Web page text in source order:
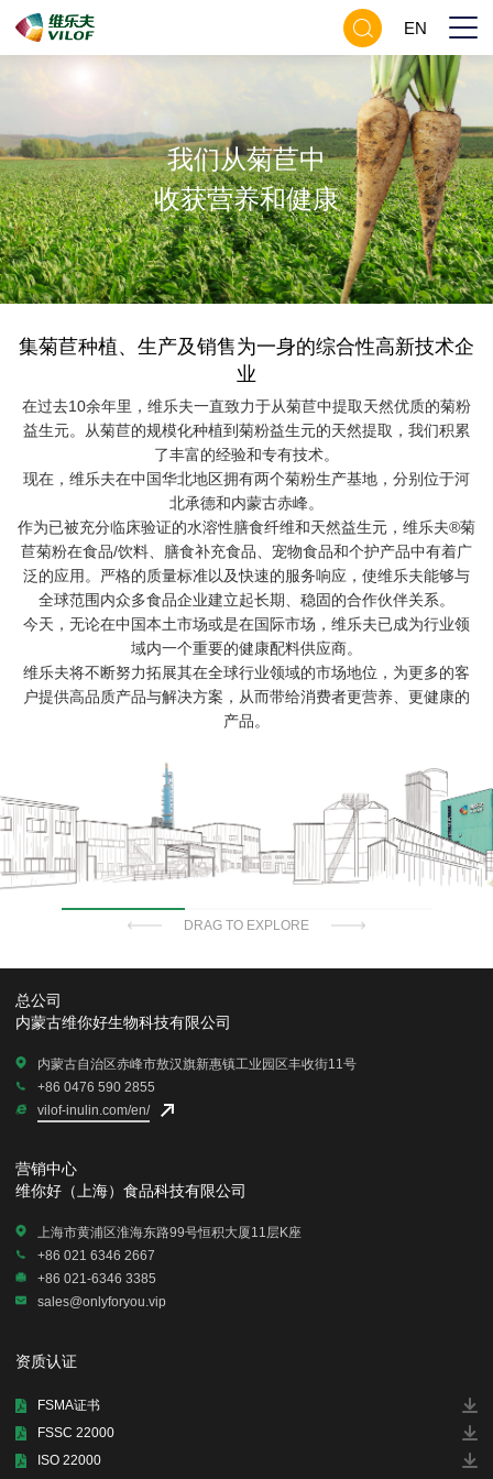
EN
我们从菊苣中
收获营养和健康
集菊苣种植、生产及销售为一身的综合性高新技术企
业
在过去10余年里，维乐夫一直致力于从菊苣中提取天然优质的菊粉
益生元。从菊苣的规模化种植到菊粉益生元的天然提取，我们积累
了丰富的经验和专有技术。
现在，维乐夫在中国华北地区拥有两个菊粉生产基地，分别位于河
北承德和内蒙古赤峰。
作为已被充分临床验证的水溶性膳食纤维和天然益生元，维乐夫®菊
苣菊粉在食品/饮料、膳食补充食品、宠物食品和个护产品中有着广
泛的应用。严格的质量标准以及快速的服务响应，使维乐夫能够与
全球范围内众多食品企业建立起长期、稳固的合作伙伴关系。
今天，无论在中国本土市场或是在国际市场，维乐夫已成为行业领
域内一个重要的健康配料供应商。
维乐夫将不断努力拓展其在全球行业领域的市场地位，为更多的客
户提供高品质产品与解决方案，从而带给消费者更营养、更健康的
产品。
DRAG TO EXPLORE
总公司
内蒙古维你好生物科技有限公司
内蒙古自治区赤峰市敖汉旗新惠镇工业园区丰收街11号
+86 0476 590 2855
vilof-inulin.com/en/
营销中心
维你好（上海）食品科技有限公司
上海市黄浦区淮海东路99号恒积大厦11层K座
+86 021 6346 2667
+86 021-6346 3385
sales@onlyforyou.vip
资质认证
FSMA证书
FSSC 22000
ISO 22000